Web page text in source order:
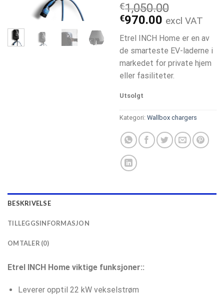
€1,050.00
Opprinnelig
pris
var:
€1,050.00.
€970.00
pris
er:
€970.00.
excl VAT
Etrel INCH Home er en av
de smarteste EV-laderne i
markedet for private hjem
eller fasiliteter.
Utsolgt
Kategori: Wallbox chargers
BESKRIVELSE
TILLEGGSINFORMASJON
OMTALER (0)
Etrel INCH Home viktige funksjoner::
Leverer opptil 22 kW vekselstrøm